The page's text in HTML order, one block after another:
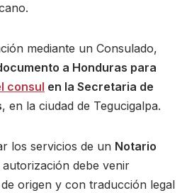
mediante un Consulado,
a Honduras para
consul en la Secretaria de
, en la ciudad de Tegucigalpa.
los servicios de un Notario
autorización debe venir
origen y con traducción legal